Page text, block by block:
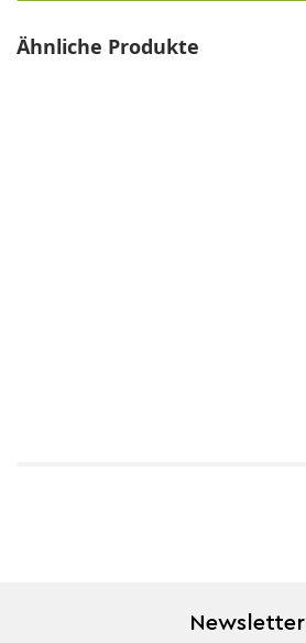
Ähnliche Produkte
Newsletter